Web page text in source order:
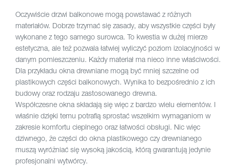
Oczywiście drzwi balkonowe mogą powstawać z różnych
materiałów. Dobrze trzymać się zasady, aby wszystkie części były
wykonane z tego samego surowca. To kwestia w dużej mierze
estetyczna, ale też pozwala łatwiej wyliczyć poziom izolacyjności w
danym pomieszczeniu. Każdy materiał ma nieco inne właściwości.
Dla przykładu okna drewniane mogą być mniej szczelne od
plastikowych części balkonowych. Wynika to bezpośrednio z ich
budowy oraz rodzaju zastosowanego drewna.
Współczesne okna składają się więc z bardzo wielu elementów. I
właśnie dzięki temu potrafią sprostać wszelkim wymaganiom w
zakresie komfortu cieplnego oraz łatwości obsługi. Nic więc
dziwnego, że części do okna plastikowego czy drewnianego
muszą wyróżniać się wysoką jakością, którą gwarantują jedynie
profesjonalni wytwórcy.